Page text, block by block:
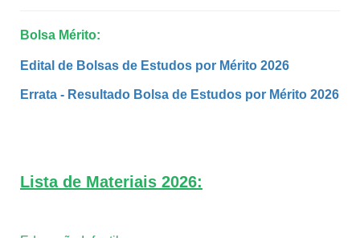
Bolsa Mérito:
Edital de Bolsas de Estudos por Mérito 2026
Errata - Resultado Bolsa de Estudos por Mérito 2026
Lista de Materiais 2026: